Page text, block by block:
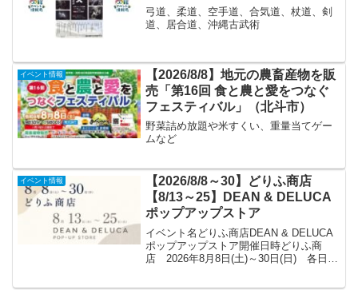
弓道、柔道、空手道、合気道、杖道、剣
道、居合道、沖縄古武術
イベント情報
【2026/8/8】地元の農畜産物を販
売「第16回 食と農と愛をつなぐ
フェスティバル」（北斗市）
野菜詰め放題や米すくい、重量当てゲー
ムなど
イベント情報
【2026/8/8～30】どりふ商店
【8/13～25】DEAN & DELUCA
ポップアップストア
イベント名どりふ商店DEAN & DELUCA
ポップアップストア開催日時どりふ商
店 2026年8月8日(土)～30日(日) 各日